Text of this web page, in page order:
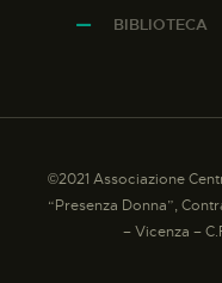
BIBLIOTECA
©2021 Associazione
“Presenza Donna”,
– Vicenza –